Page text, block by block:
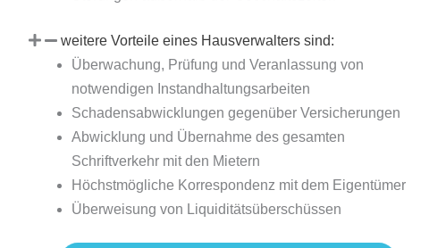
weitere Vorteile eines Hausverwalters sind:
Überwachung, Prüfung und Veranlassung von
notwendigen Instandhaltungsarbeiten
Schadensabwicklungen gegenüber Versicherungen
Abwicklung und Übernahme des gesamten
Schriftverkehr mit den Mietern
Höchstmögliche Korrespondenz mit dem Eigentümer
Überweisung von Liquiditätsüberschüssen